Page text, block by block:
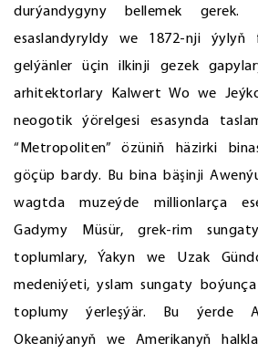
durýandygyny bellemek
esaslandyryldy we 1872-nji ýylyň
gelýänler üçin ilkinji gezek
arhitektorlary Kalwert Wo we
neogotik ýörelgesi esasynda
“Metropoliten” özüniň häzirki
göçüp bardy. Bu bina bäşinji
wagtda muzeýde millionlarça
Gadymy Müsür, grek-rim
toplumlary, Ýakyn we Uzak
medeniýeti, yslam sungaty
toplumy ýerleşýär. Bu ýerde
Okeaniýanyň we Amerikanyň